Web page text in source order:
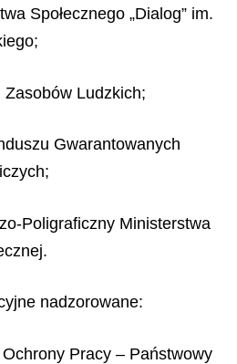
Społecznego „Dialog” im.
Ludzkich;
Gwarantowanych
Poligraficzny Ministerstwa
nadzorowane:
Pracy – Państwowy